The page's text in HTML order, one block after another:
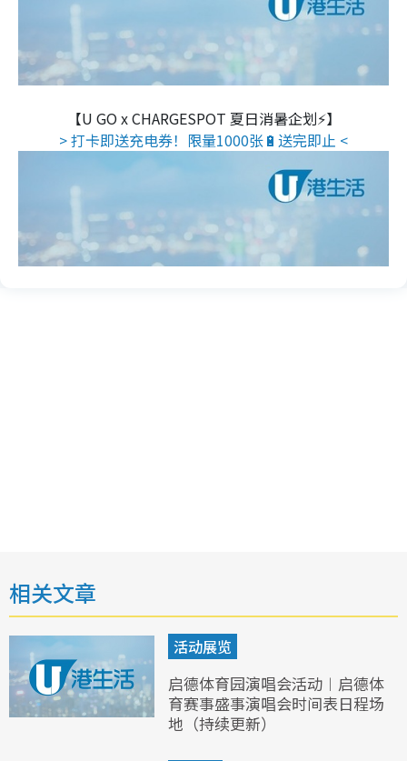
【U GO x CHARGESPOT 夏日消暑企划⚡】
> 打卡即送充电券！限量1000张🔋送完即止 <
相关文章
活动展览
启德体育园演唱会活动︱启德体
育赛事盛事演唱会时间表日程场
地（持续更新）